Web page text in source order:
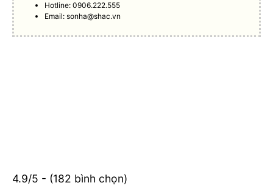
Hotline: 0906.222.555
Email:sonha@shac.vn
4.9/5 - (182 bình chọn)